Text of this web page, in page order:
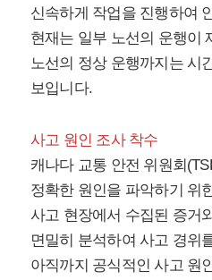
신속하게 작업을 진행하여
현재는 일부 노선의 운행이
노선의 정상 운행까지는 시
보입니다.
사고 원인 조사 착수
캐나다 교통 안전 위원회
정확한 원인을 파악하기 위
사고 현장에서 수집된 증거
면밀히 분석하여 사고 경위
아직까지 공식적인 사고 원